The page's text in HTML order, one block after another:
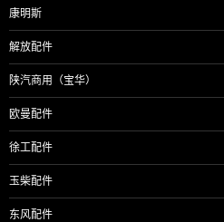
康明斯
解放配件
陕汽商用（宝华）
欧曼配件
徐工配件
玉柴配件
东风配件